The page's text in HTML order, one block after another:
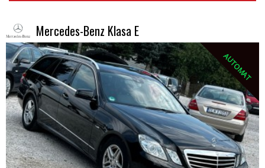
Mercedes-Benz Klasa E
AUTOMAT